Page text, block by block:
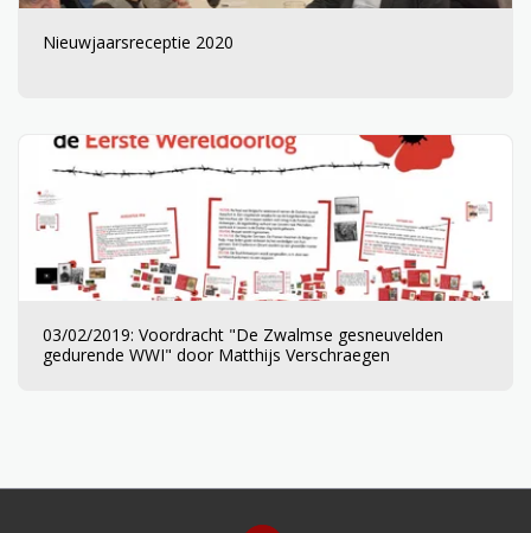
Nieuwjaarsreceptie 2020
03/02/2019: Voordracht "De Zwalmse gesneuvelden
gedurende WWI" door Matthijs Verschraegen